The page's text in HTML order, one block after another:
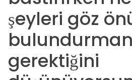
şeyleri göz
gerektiğini